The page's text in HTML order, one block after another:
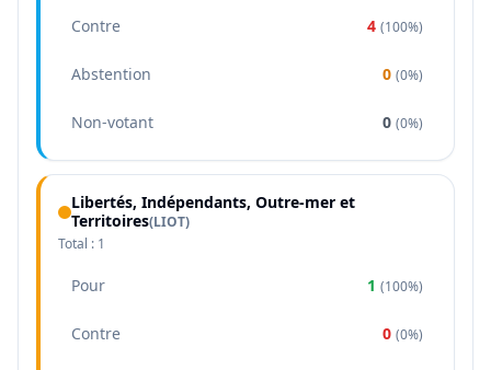
Contre 4 (100%)
Abstention 0 (0%)
Non-votant 0 (0%)
Libertés, Indépendants, Outre-mer et
Territoires(LIOT)
Total : 1
Pour 1 (100%)
Contre 0 (0%)